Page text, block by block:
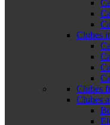
Clubes
Clubes
Clubes